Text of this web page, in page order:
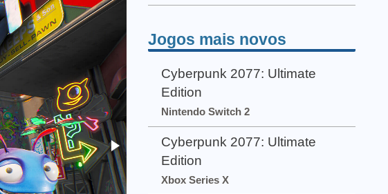
Jogos mais novos
Cyberpunk 2077: Ultimate
Edition
Nintendo Switch 2
Cyberpunk 2077: Ultimate
Edition
Xbox Series X